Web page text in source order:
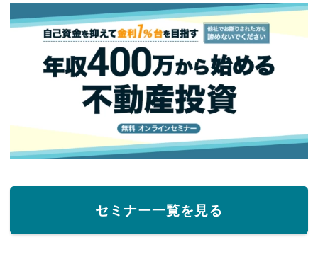
セミナー一覧を見る